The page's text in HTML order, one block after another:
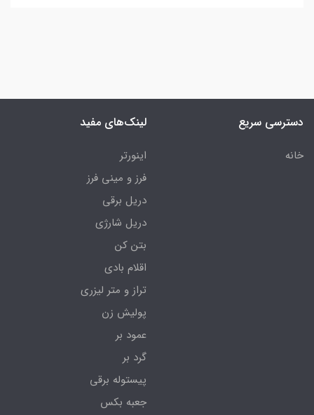
دسترسی سریع
خانه
لینک‌های مفید
اینورتر
فرز و مینی فرز
دریل برقی
دریل شارژی
بتن کن
اقلام بادی
تراز و متر لیزری
پولیش زن
عمود بر
گرد بر
پیستوله برقی
جعبه بکس